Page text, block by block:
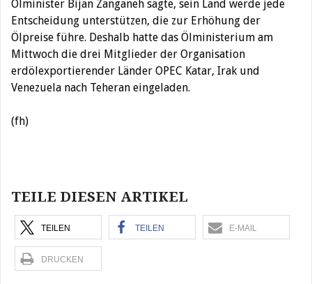
Ölminister Bijan Zanganeh sagte, sein Land werde jede
Entscheidung unterstützen, die zur Erhöhung der
Ölpreise führe. Deshalb hatte das Ölministerium am
Mittwoch die drei Mitglieder der Organisation
erdölexportierender Länder OPEC Katar, Irak und
Venezuela nach Teheran eingeladen.
(fh)
TEILE DIESEN ARTIKEL
TEILEN TEILEN E-MAIL
DRUCKEN